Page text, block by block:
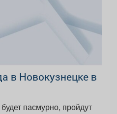
в Новокузнецке в